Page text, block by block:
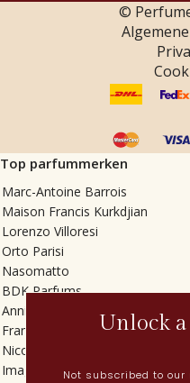
©
Top parfummerken
Marc-Antoine Barrois
Maison Francis Kurkdjian
Lorenzo Villoresi
Orto Parisi
Nasomatto
BDK Parfums
Annindriya
Francesca Bianchi
Nicolaï
Imaginary Authors
Unlock
Not subscribed to our